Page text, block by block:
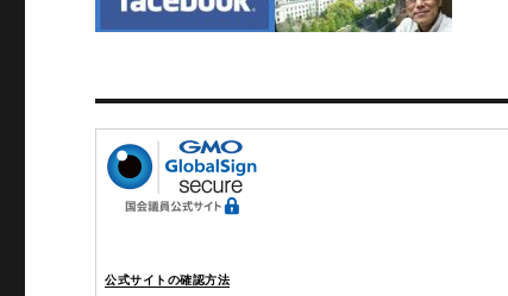
公式サイトの確認方法